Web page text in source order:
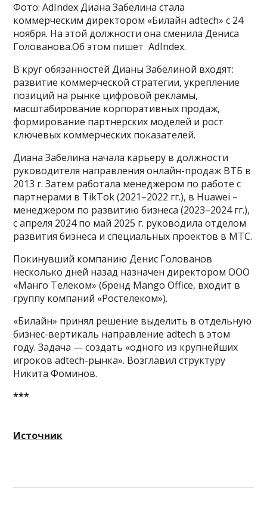
Фото: AdIndex Диана Забелина стала
коммерческим директором «Билайн adtech» c 24
ноября. На этой должности она сменила Дениса
Голованова.Об этом пишет AdIndex.
В круг обязанностей Дианы Забелиной входят:
развитие коммерческой стратегии, укрепление
позиций на рынке цифровой рекламы,
масштабирование корпоративных продаж,
формирование партнерских моделей и рост
ключевых коммерческих показателей.
Диана Забелина начала карьеру в должности
руководителя направления онлайн-продаж ВТБ в
2013 г. Затем работала менеджером по работе с
партнерами в TikTok (2021–2022 гг.), в Huawei –
менеджером по развитию бизнеса (2023–2024 гг.),
с апреля 2024 по май 2025 г. руководила отделом
развития бизнеса и специальных проектов в МТС.
Покинувший компанию Денис Голованов
несколько дней назад назначен директором ООО
«Манго Телеком» (бренд Mango Office, входит в
группу компаний «Ростелеком»).
«Билайн» принял решение выделить в отдельную
бизнес-вертикаль направление adtech в этом
году. Задача — создать «одного из крупнейших
игроков adtech-рынка». Возглавил структуру
Никита Фоминов.
***
Источник